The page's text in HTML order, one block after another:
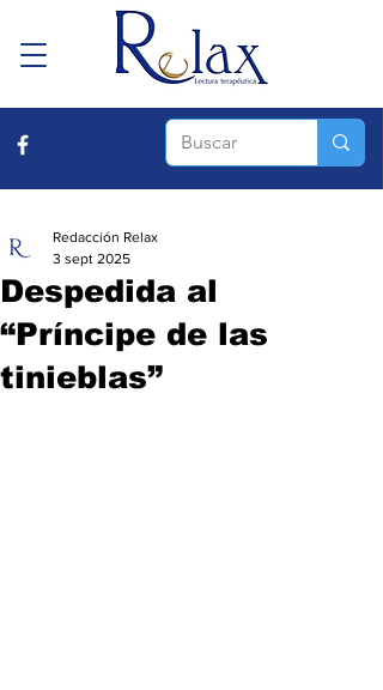
Despedida al
“Príncipe de las
tinieblas”
Redacción Relax
3 sept 2025